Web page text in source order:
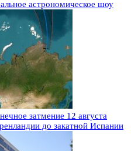
астрономическое шоу
затмение 12 августа
до закатной Испании